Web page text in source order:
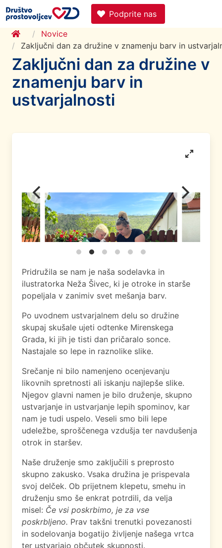
Podprite nas
Novice
Zaključni dan za družine v znamenju barv in
Zaključni dan za družine v
znamenju barv in
ustvarjalnosti
Pridružila se nam je naša sodelavka in
ilustratorka Neža Šivec, ki je otroke in starše
popeljala v zanimiv svet mešanja barv.
Po uvodnem ustvarjalnem delu so družine
skupaj skušale ujeti odtenke Mirenskega
Grada, ki jih je tisti dan pričaralo sonce.
Nastajale so lepe in raznolike slike.
Srečanje ni bilo namenjeno ocenjevanju
likovnih spretnosti ali iskanju najlepše slike.
Njegov glavni namen je bilo druženje, skupno
ustvarjanje in ustvarjanje lepih spominov, kar
nam je tudi uspelo. Veseli smo bili lepe
udeležbe, sproščenega vzdušja ter navdušenja
otrok in staršev.
Naše druženje smo zaključili s preprosto
skupno zakusko. Vsaka družina je prispevala
svoj delček. Ob prijetnem klepetu, smehu in
druženju smo še enkrat potrdili, da velja
misel: Če vsi poskrbimo, je za vse
poskrbljeno. Prav takšni trenutki povezanosti
in sodelovanja bogatijo življenje našega vrtca
ter ustvarjajo občutek skupnosti.